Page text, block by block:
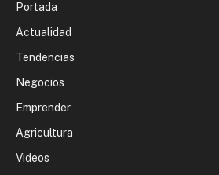
Portada
Actualidad
Tendencias
Negocios
Emprender
Agricultura
Videos